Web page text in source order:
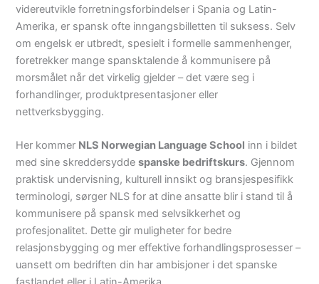
videreutvikle forretningsforbindelser i Spania og Latin-
Amerika, er spansk ofte inngangsbilletten til suksess. Selv
om engelsk er utbredt, spesielt i formelle sammenhenger,
foretrekker mange spansktalende å kommunisere på
morsmålet når det virkelig gjelder – det være seg i
forhandlinger, produktpresentasjoner eller
nettverksbygging.
Her kommer NLS Norwegian Language School inn i bildet
med sine skreddersyddespanske bedriftskurs. Gjennom
praktisk undervisning, kulturell innsikt og bransjespesifikk
terminologi, sørger NLS for at dine ansatte blir i stand til å
kommunisere på spansk med selvsikkerhet og
profesjonalitet. Dette gir muligheter for bedre
relasjonsbygging og mer effektive forhandlingsprosesser –
uansett om bedriften din har ambisjoner i det spanske